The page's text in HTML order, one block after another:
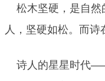
松木坚硬，是自然
人，坚硬如松。而诗
诗人的星星时代